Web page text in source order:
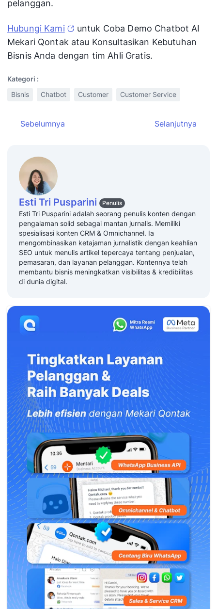
pelanggan.
Hubungi Kami
untuk Coba Demo Chatbot AI
Mekari Qontak atau Konsultasikan Kebutuhan
Bisnis Anda dengan tim Ahli Gratis.
Kategori :
Bisnis
Chatbot Customer Customer Service
Sebelumnya Selanjutnya
Esti Tri Pusparini Penulis
Esti Tri Pusparini adalah seorang penulis konten dengan
pengalaman solid sebagai mantan jurnalis. Memiliki
spesialisasi konten CRM & Omnichannel. Ia
mengombinasikan ketajaman jurnalistik dengan keahlian
SEO untuk menulis artikel tepercaya tentang penjualan,
pemasaran, dan layanan pelanggan. Kontennya telah
membantu bisnis meningkatkan visibilitas & kredibilitas
di dunia digital.